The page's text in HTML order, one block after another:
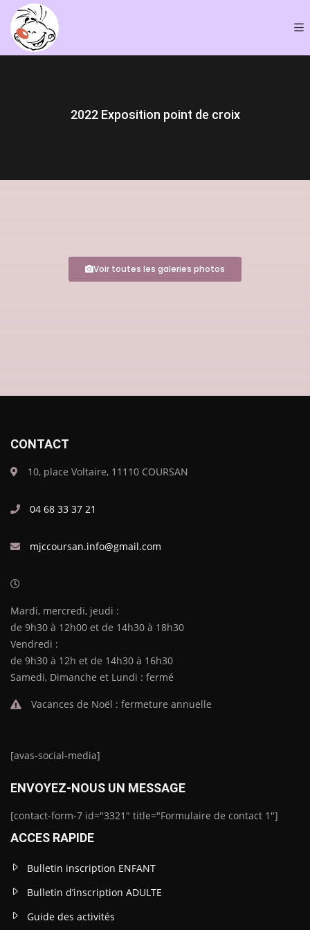
2022 Exposition point de croix
Voir toutes les galeries photos
CONTACT
10, place Voltaire, 11110 COURSAN
04 68 33 37 21
mjccoursan.info@gmail.com
Mardi, mercredi, jeudi :
de 9h30 à 12h00 et de 14h30 à 18h30
Vendredi :
de 9h30 à 12h et de 14h30 à 16h30
Samedi, Dimanche et Lundi : fermé
Vacances de Noël : fermeture annuelle
[avas-social-media]
ENVOYEZ-NOUS UN MESSAGE
[contact-form-7 id="3321" title="Formulaire de contact 1"]
ACCES RAPIDE
Bulletin inscription ENFANT
Bulletin d’inscription ADULTE
Guide des activités